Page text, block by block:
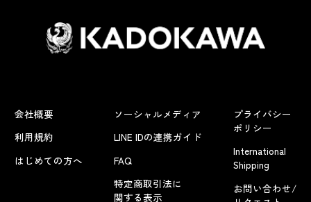
会社概要
利用規約
はじめての方へ
ソーシャルメディア
LINE IDの連携ガイド
FAQ
特定商取引法に
関する表示
プライバシー
ポリシー
International
Shipping
お問い合わせ/